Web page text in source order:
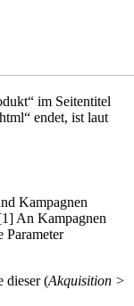
im Seitentitel
endet, ist laut
Kampagnen
An Kampagnen
Parameter
dieser (Akquisition >